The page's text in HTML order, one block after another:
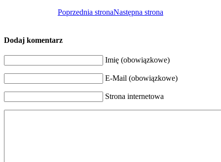
Poprzednia stronaNastępna strona
Dodaj komentarz
Imię (obowiązkowe)
E-Mail (obowiązkowe)
Strona internetowa